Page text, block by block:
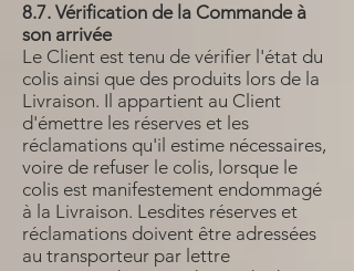
8.7. Vérification de la Commande à
son arrivée
Le Client est tenu de vérifier l'état du
colis ainsi que des produits lors de la
Livraison. Il appartient au Client
d'émettre les réserves et les
réclamations qu'il estime nécessaires,
voire de refuser le colis, lorsque le
colis est manifestement endommagé
à la Livraison. Lesdites réserves et
réclamations doivent être adressées
au transporteur par lettre